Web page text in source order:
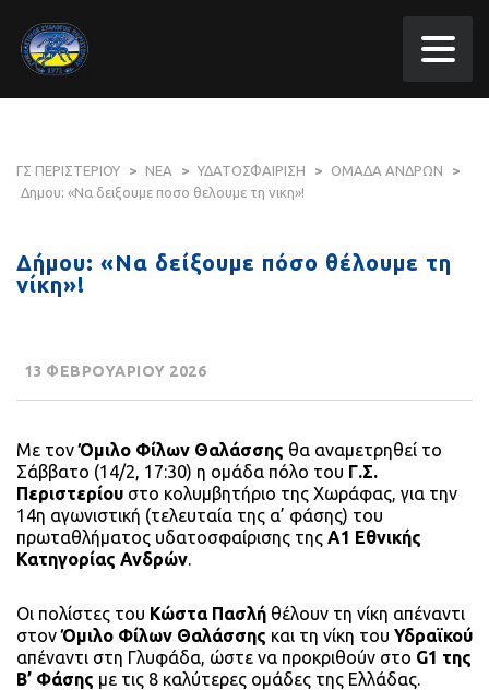
ΓΣ ΠΕΡΙΣΤΕΡΙΟΥ > ΝΕΑ > ΥΔΑΤΟΣΦΑΙΡΙΣΗ > ΟΜΑΔΑ ΑΝΔΡΩΝ
>
Δημου: «Να δειξουμε ποσο θελουμε τη νικη»!
Δήμου: «Να δείξουμε πόσο θέλουμε τη
νίκη»!
13 ΦΕΒΡΟΥΑΡΙΟΥ 2026
Με τονΌμιλο Φίλων Θαλάσσης θα αναμετρηθεί το
Σάββατο (14/2, 17:30) η ομάδα πόλο του Γ.Σ.
Περιστερίου στο κολυμβητήριο της Χωράφας, για την
14η αγωνιστική (τελευταία της α’ φάσης) του
πρωταθλήματος υδατοσφαίρισης της Α1 Εθνικής
Κατηγορίας Ανδρών.
Οι πολίστες του Κώστα Πασλή θέλουν τη νίκη απέναντι
στονΌμιλο Φίλων Θαλάσσης και τη νίκη του Υδραϊκού
απέναντι στη Γλυφάδα, ώστε να προκριθούν στο G1 της
Β’ Φάσης με τις 8 καλύτερες ομάδες της Ελλάδας.